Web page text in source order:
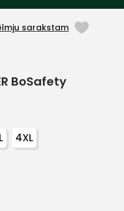
sarakstam
BoSafety
4XL